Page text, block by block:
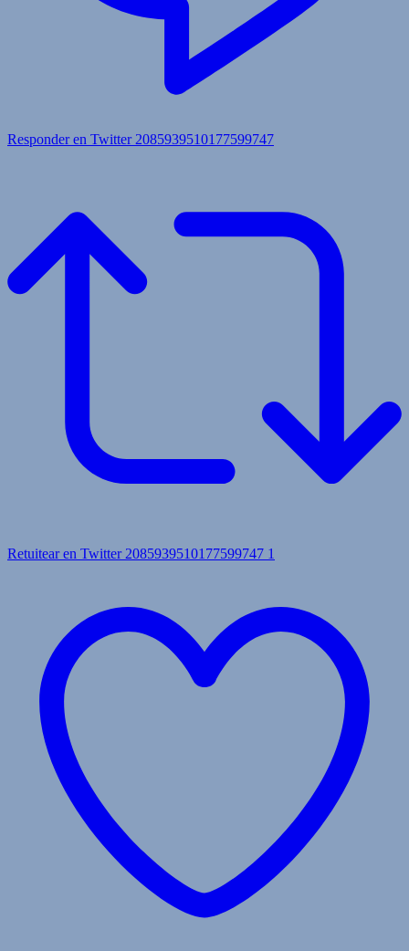
Responder en Twitter 2085939510177599747
Retuitear en Twitter 2085939510177599747 1